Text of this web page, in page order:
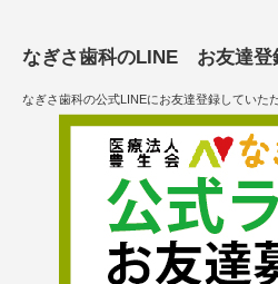
なぎさ歯科のLINE お友達登
なぎさ歯科の公式LINEにお友達登録していた